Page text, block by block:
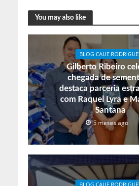
You may also like
BLOG CAUE
Gilberto Ribeiro
chegada de
destaca parceria
com Raquel Lyra e
Santana
5 meses ago